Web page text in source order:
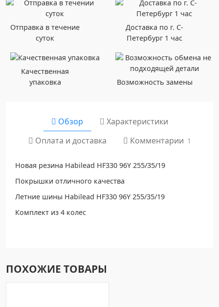
Отправка в течение
суток
Доставка по г. С-
Петербург 1 час
Качественная
упаковка
Возможность замены
Обзор
Характеристики
Оплата и доставка
Комментарии 1
Новая резина Habilead HF330 96Y 255/35/19
Покрышки отличного качества
Летние шины Habilead HF330 96Y 255/35/19
Комплект из 4 колес
ПОХОЖИЕ ТОВАРЫ